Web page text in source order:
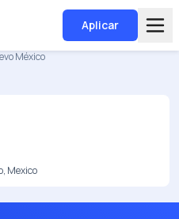
Aplicar
México
Mexico